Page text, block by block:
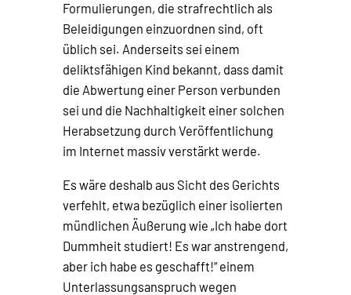
Formulierungen, die strafrechtlich als
Beleidigungen einzuordnen sind, oft
üblich sei. Anderseits sei einem
deliktsfähigen Kind bekannt, dass damit
die Abwertung einer Person verbunden
sei und die Nachhaltigkeit einer solchen
Herabsetzung durch Veröffentlichung
im Internet massiv verstärkt werde.
Es wäre deshalb aus Sicht des Gerichts
verfehlt, etwa bezüglich einer isolierten
mündlichen Äußerung wie „Ich habe dort
Dummheit studiert! Es war anstrengend,
aber ich habe es geschafft!“ einem
Unterlassungsanspruch wegen